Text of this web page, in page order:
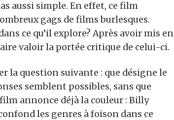
aussi simple. En effet, ce film
gags de films burlesques.
ce qu’il explore? Après avoir mis en
valoir la portée critique de celui-ci.
la question suivante : que désigne le
semblent possibles, sans que
annonce déjà la couleur : Billy
les genres à foison dans ce